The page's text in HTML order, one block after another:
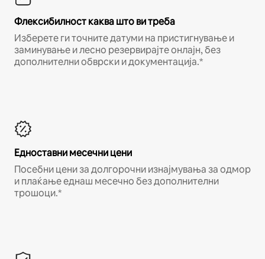
Флексибилност каква што ви треба
Изберете ги точните датуми на пристигнување и
заминување и лесно резервирајте онлајн, без
дополнителни обврски и документација.*
Едноставни месечни цени
Посебни цени за долгорочни изнајмувања за одмор
и плаќање еднаш месечно без дополнителни
трошоци.*